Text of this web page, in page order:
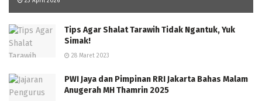
Tips Agar Shalat Tarawih Tidak Ngantuk, Yuk
Simak!
28 Maret 2023
PWI Jaya dan Pimpinan RRI Jakarta Bahas Malam
Anugerah MH Thamrin 2025